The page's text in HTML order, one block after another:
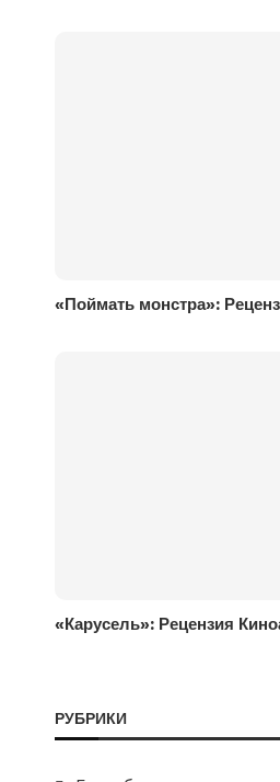
«Поймать монстра»:
«Карусель»: Рецензия
РУБРИКИ